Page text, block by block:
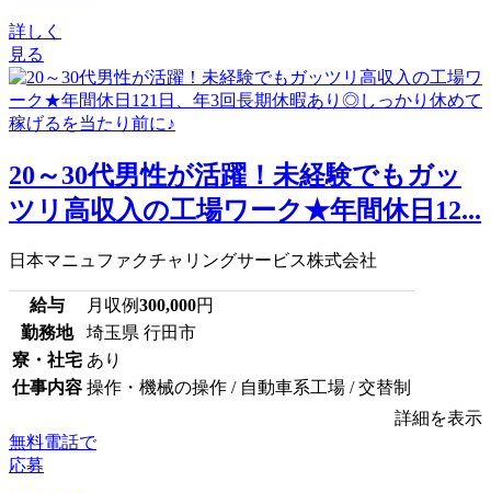
詳しく
見る
20～30代男性が活躍！未経験でもガッ
ツリ高収入の工場ワーク★年間休日12...
日本マニュファクチャリングサービス株式会社
給与 月収例300,000円
勤務地
埼玉県 行田市
寮・社宅 あり
仕事内容 操作・機械の操作 / 自動車系工場 / 交替制
詳細を表示
無料電話で
応募